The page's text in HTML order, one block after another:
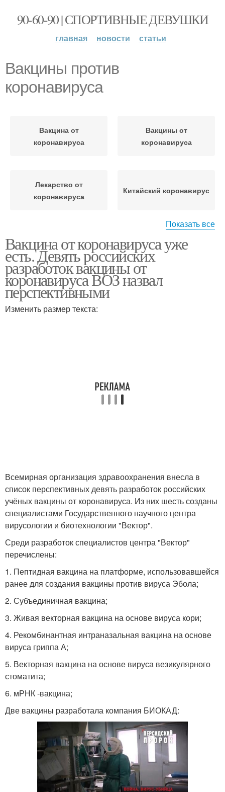
90-60-90 | СПОРТИВНЫЕ ДЕВУШКИ
главная новости статьи
Вакцины против
коронавируса
Вакцина от
коронавируса
Вакцины от
коронавируса
Лекарство от
коронавируса
Китайский коронавирус
коронавируса
Коронавирус в италии
Препарат от
коронавируса
Показать все
Вакцина от коронавируса уже
есть. Девять российских
разработок вакцины от
коронавируса ВОЗ назвал
перспективными
Изменить размер текста:
Всемирная организация здравоохранения внесла в
список перспективных девять разработок российских
учёных вакцины от коронавируса. Из них шесть созданы
специалистами Государственного научного центра
вирусологии и биотехнологии "Вектор".
Среди разработок специалистов центра "Вектор"
перечислены:
1. Пептидная вакцина на платформе, использовавшейся
ранее для создания вакцины против вируса Эбола;
2. Субъединичная вакцина;
3. Живая векторная вакцина на основе вируса кори;
4. Рекомбинантная интраназальная вакцина на основе
вируса гриппа А;
5. Векторная вакцина на основе вируса везикулярного
стоматита;
6. мРНК -вакцина;
Две вакцины разработала компания БИОКАД: